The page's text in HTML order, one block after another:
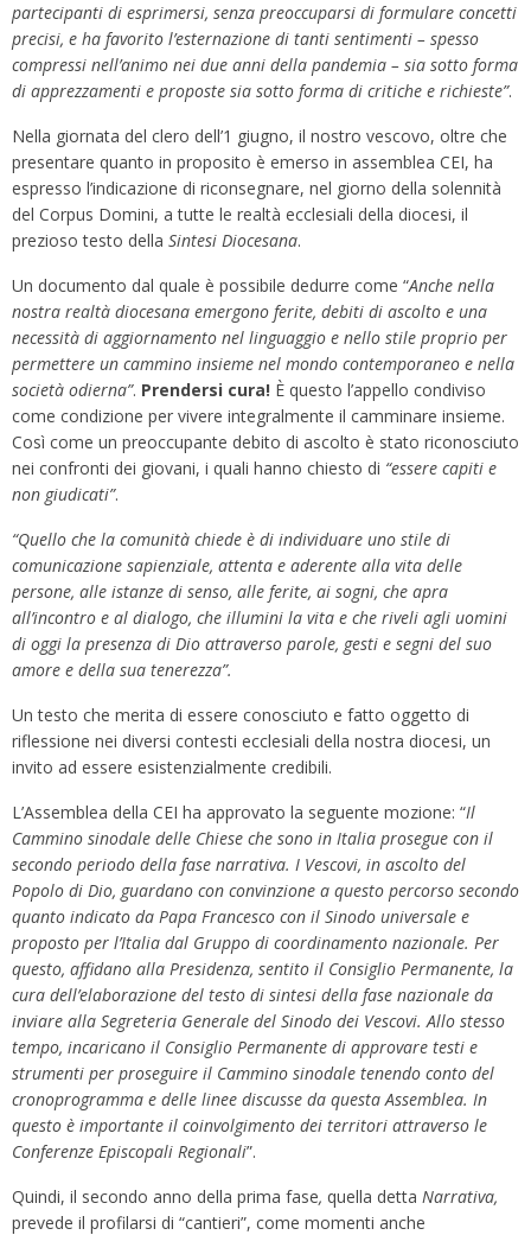
partecipanti di esprimersi, senza preoccuparsi di formulare concetti
precisi, e ha favorito l’esternazione di tanti sentimenti – spesso
compressi nell’animo nei due anni della pandemia – sia sotto forma
di apprezzamenti e proposte sia sotto forma di critiche e richieste”.
Nella giornata del clero dell’1 giugno, il nostro vescovo, oltre che
presentare quanto in proposito è emerso in assemblea CEI, ha
espresso l’indicazione di riconsegnare, nel giorno della solennità
del Corpus Domini, a tutte le realtà ecclesiali della diocesi, il
prezioso testo della Sintesi Diocesana.
Un documento dal quale è possibile dedurre come “Anche nella
nostra realtà diocesana emergono ferite, debiti di ascolto e una
necessità di aggiornamento nel linguaggio e nello stile proprio per
permettere un cammino insieme nel mondo contemporaneo e nella
società odierna”. Prendersi cura! È questo l’appello condiviso
come condizione per vivere integralmente il camminare insieme.
Così come un preoccupante debito di ascolto è stato riconosciuto
nei confronti dei giovani, i quali hanno chiesto di “essere capiti e
non giudicati”.
“Quello che la comunità chiede è di individuare uno stile di
comunicazione sapienziale, attenta e aderente alla vita delle
persone, alle istanze di senso, alle ferite, ai sogni, che apra
all’incontro e al dialogo, che illumini la vita e che riveli agli uomini
di oggi la presenza di Dio attraverso parole, gesti e segni del suo
amore e della sua tenerezza”.
Un testo che merita di essere conosciuto e fatto oggetto di
riflessione nei diversi contesti ecclesiali della nostra diocesi, un
invito ad essere esistenzialmente credibili.
L’Assemblea della CEI ha approvato la seguente mozione: “Il
Cammino sinodale delle Chiese che sono in Italia prosegue con il
secondo periodo della fase narrativa. I Vescovi, in ascolto del
Popolo di Dio, guardano con convinzione a questo percorso secondo
quanto indicato da Papa Francesco con il Sinodo universale e
proposto per l’Italia dal Gruppo di coordinamento nazionale. Per
questo, affidano alla Presidenza, sentito il Consiglio Permanente, la
cura dell’elaborazione del testo di sintesi della fase nazionale da
inviare alla Segreteria Generale del Sinodo dei Vescovi. Allo stesso
tempo, incaricano il Consiglio Permanente di approvare testi e
strumenti per proseguire il Cammino sinodale tenendo conto del
cronoprogramma e delle linee discusse da questa Assemblea. In
questo è importante il coinvolgimento dei territori attraverso le
Conferenze Episcopali Regionali”.
Quindi, il secondo anno della prima fase, quella detta Narrativa,
prevede il profilarsi di “cantieri”, come momenti anche